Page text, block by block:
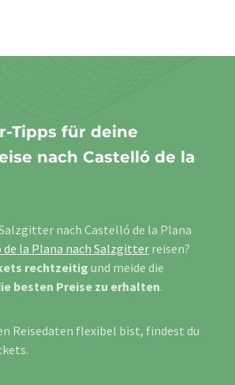
Tipps für deine
nach Castelló de la
nach Castelló de la Plana
la Plana nach Salzgitter reisen?
rechtzeitigund meide die
besten Preise zu erhalten.
Reisedaten flexibel bist, findest du